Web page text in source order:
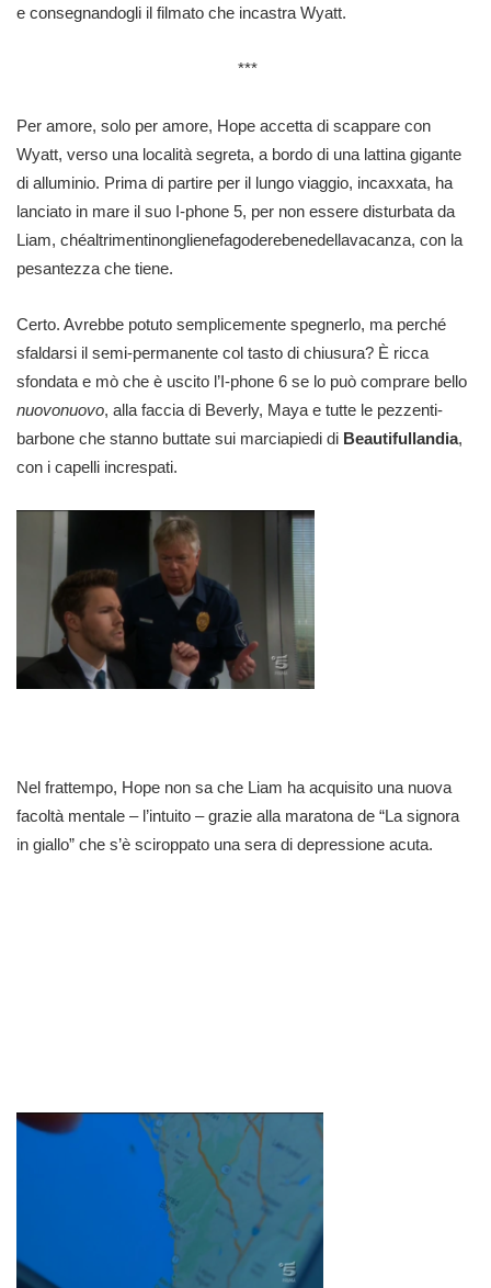
e consegnandogli il filmato che incastra Wyatt.
***
Per amore, solo per amore, Hope accetta di scappare con
Wyatt, verso una località segreta, a bordo di una lattina gigante
di alluminio. Prima di partire per il lungo viaggio, incaxxata, ha
lanciato in mare il suo I-phone 5, per non essere disturbata da
Liam, chéaltrimentinonglienefagoderebenedellavacanza, con la
pesantezza che tiene.
Certo. Avrebbe potuto semplicemente spegnerlo, ma perché
sfaldarsi il semi-permanente col tasto di chiusura? È ricca
sfondata e mò che è uscito l’I-phone 6 se lo può comprare bello
nuovonuovo, alla faccia di Beverly, Maya e tutte le pezzenti-
barbone che stanno buttate sui marciapiedi di Beautifullandia,
con i capelli increspati.
Nel frattempo, Hope non sa che Liam ha acquisito una nuova
facoltà mentale – l’intuito – grazie alla maratona de “La signora
in giallo” che s’è sciroppato una sera di depressione acuta.